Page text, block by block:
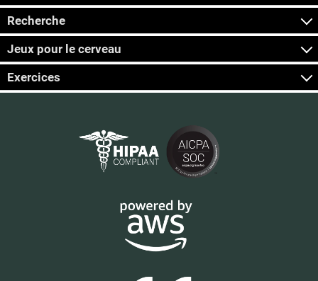
Recherche
Jeux pour le cerveau
Exercices